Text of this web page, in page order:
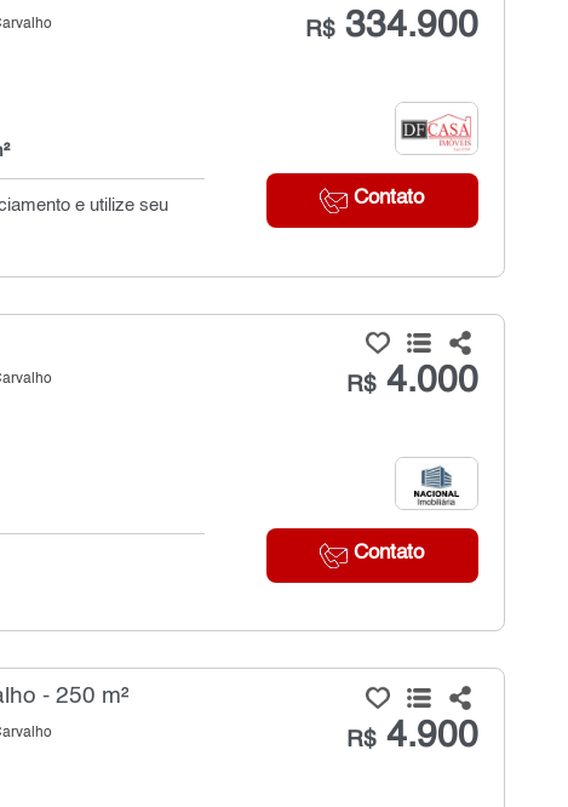
R$334.900
Contato
e utilize seu
R$4.000
Contato
- 250 m²
R$4.900